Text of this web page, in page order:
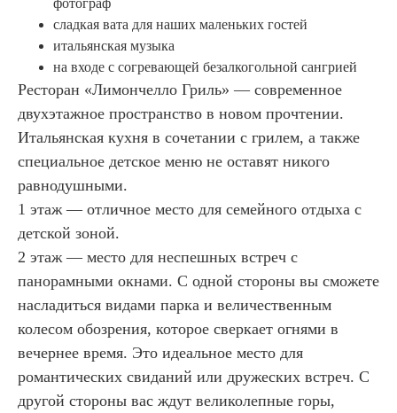
фотограф
сладкая вата для наших маленьких гостей
итальянская музыка
на входе с согревающей безалкогольной сангрией
Ресторан «Лимончелло Гриль» — современное
двухэтажное пространство в новом прочтении.
Итальянская кухня в сочетании с грилем, а также
специальное детское меню не оставят никого
равнодушными.
1 этаж — отличное место для семейного отдыха с
детской зоной.
2 этаж — место для неспешных встреч с
панорамными окнами. С одной стороны вы сможете
насладиться видами парка и величественным
колесом обозрения, которое сверкает огнями в
вечернее время. Это идеальное место для
романтических свиданий или дружеских встреч. С
другой стороны вас ждут великолепные горы,